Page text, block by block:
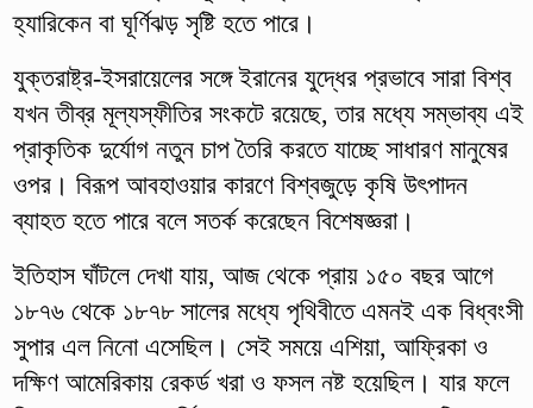
হ্যারিকেন বা ঘূর্ণিঝড় সৃষ্টি হতে পারে।
যুক্তরাষ্ট্র-ইসরায়েলের সঙ্গে ইরানের যুদ্ধের প্রভাবে সারা বিশ্ব
যখন তীব্র মূল্যস্ফীতির সংকটে রয়েছে, তার মধ্যে সম্ভাব্য এই
প্রাকৃতিক দুর্যোগ নতুন চাপ তৈরি করতে যাচ্ছে সাধারণ মানুষের
ওপর। বিরূপ আবহাওয়ার কারণে বিশ্বজুড়ে কৃষি উৎপাদন
ব্যাহত হতে পারে বলে সতর্ক করেছেন বিশেষজ্ঞরা।
ইতিহাস ঘাঁটলে দেখা যায়, আজ থেকে প্রায় ১৫০ বছর আগে
১৮৭৬ থেকে ১৮৭৮ সালের মধ্যে পৃথিবীতে এমনই এক বিধ্বংসী
সুপার এল নিনো এসেছিল। সেই সময়ে এশিয়া, আফ্রিকা ও
দক্ষিণ আমেরিকায় রেকর্ড খরা ও ফসল নষ্ট হয়েছিল। যার ফলে